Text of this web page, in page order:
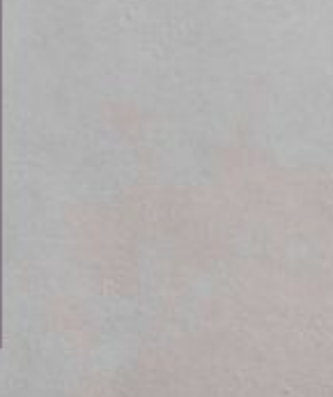
31 januari 2026.
Lantmännen om att förvärva Swecon,
samt Entrack. Förvärvet har nu
och tjänsteförsäljning, uthyrning,
anställda. Volvo CE gör därmed en
viktiga marknader i Europa.
till Volvo. Tillsammans kommer vi att
övergång till mer hållbara och
innovationskapacitet, kommer
bättre förutsättningar för att bidra till
därmed Tomas Börjesson, som valt
som Head of Sales Asia, och
i Norden